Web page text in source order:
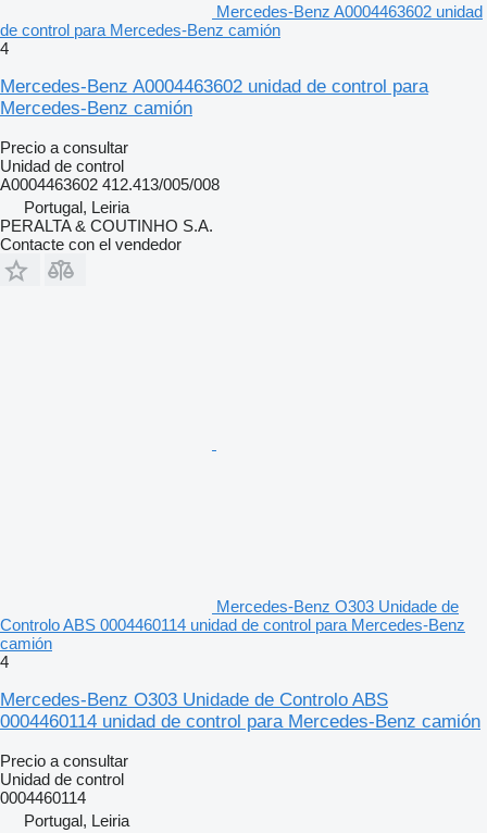
Mercedes-Benz A0004463602 unidad
de control para Mercedes-Benz camión
4
Mercedes-Benz A0004463602 unidad de control para
Mercedes-Benz camión
Precio a consultar
Unidad de control
A0004463602 412.413/005/008
Portugal, Leiria
PERALTA & COUTINHO S.A.
Contacte con el vendedor
Mercedes-Benz O303 Unidade de
Controlo ABS 0004460114 unidad de control para Mercedes-Benz
camión
4
Mercedes-Benz O303 Unidade de Controlo ABS
0004460114 unidad de control para Mercedes-Benz camión
Precio a consultar
Unidad de control
0004460114
Portugal, Leiria